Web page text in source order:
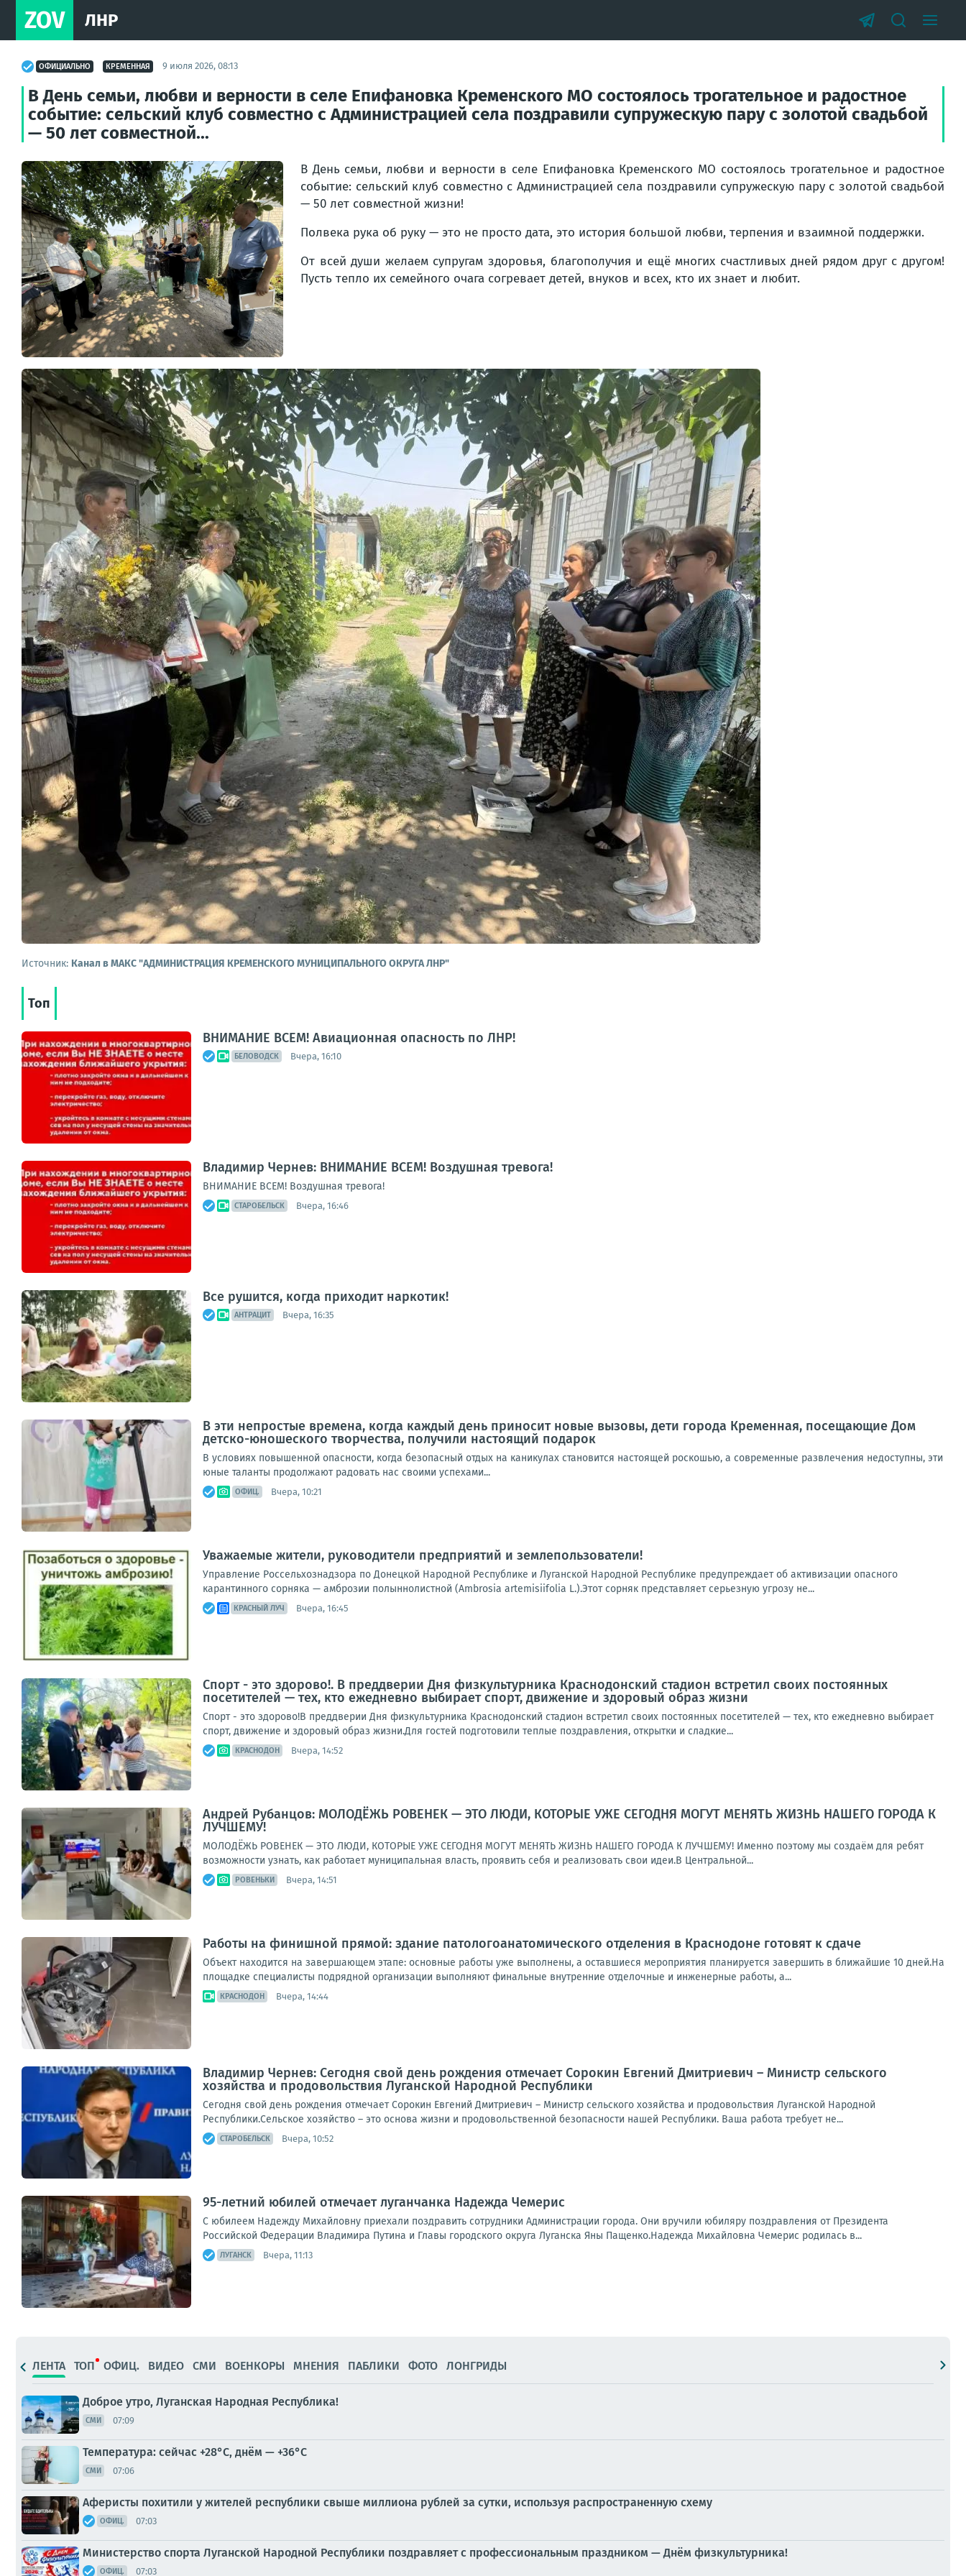
ZOV ЛНР
ОФИЦИАЛЬНО КРЕМЕННАЯ 9 июля 2026, 08:13
В День семьи, любви и верности в селе Епифановка Кременского МО состоялось трогательное и радостное
событие: сельский клуб совместно с Администрацией села поздравили супружескую пару с золотой свадьбой
— 50 лет совместной...
В День семьи, любви и верности в селе Епифановка Кременского МО состоялось трогательное и радостное
событие: сельский клуб совместно с Администрацией села поздравили супружескую пару с золотой свадьбой
— 50 лет совместной жизни!
Полвека рука об руку — это не просто дата, это история большой любви, терпения и взаимной поддержки.
От всей души желаем супругам здоровья, благополучия и ещё многих счастливых дней рядом друг с другом!
Пусть тепло их семейного очага согревает детей, внуков и всех, кто их знает и любит.
Источник: Канал в МАКС "АДМИНИСТРАЦИЯ КРЕМЕНСКОГО МУНИЦИПАЛЬНОГО ОКРУГА ЛНР"
Топ
ВНИМАНИЕ ВСЕМ! Авиационная опасность по ЛНР!
БЕЛОВОДСК Вчера, 16:10
Владимир Чернев: ВНИМАНИЕ ВСЕМ! Воздушная тревога!
ВНИМАНИЕ ВСЕМ! Воздушная тревога!
СТАРОБЕЛЬСК Вчера, 16:46
Все рушится, когда приходит наркотик!
АНТРАЦИТ Вчера, 16:35
В эти непростые времена, когда каждый день приносит новые вызовы, дети города Кременная, посещающие Дом
детско-юношеского творчества, получили настоящий подарок
В условиях повышенной опасности, когда безопасный отдых на каникулах становится настоящей роскошью, а современные развлечения недоступны, эти
юные таланты продолжают радовать нас своими успехами...
ОФИЦ. Вчера, 10:21
Уважаемые жители, руководители предприятий и землепользователи!
Управление Россельхознадзора по Донецкой Народной Республике и Луганской Народной Республике предупреждает об активизации опасного
карантинного сорняка — амброзии полыннолистной (Ambrosia artemisiifolia L.).Этот сорняк представляет серьезную угрозу не...
КРАСНЫЙ ЛУЧ Вчера, 16:45
Спорт - это здорово!. В преддверии Дня физкультурника Краснодонский стадион встретил своих постоянных
посетителей — тех, кто ежедневно выбирает спорт, движение и здоровый образ жизни
Спорт - это здорово!В преддверии Дня физкультурника Краснодонский стадион встретил своих постоянных посетителей — тех, кто ежедневно выбирает
спорт, движение и здоровый образ жизни.Для гостей подготовили теплые поздравления, открытки и сладкие...
КРАСНОДОН Вчера, 14:52
Андрей Рубанцов: МОЛОДЁЖЬ РОВЕНЕК — ЭТО ЛЮДИ, КОТОРЫЕ УЖЕ СЕГОДНЯ МОГУТ МЕНЯТЬ ЖИЗНЬ НАШЕГО ГОРОДА К
ЛУЧШЕМУ!
МОЛОДЁЖЬ РОВЕНЕК — ЭТО ЛЮДИ, КОТОРЫЕ УЖЕ СЕГОДНЯ МОГУТ МЕНЯТЬ ЖИЗНЬ НАШЕГО ГОРОДА К ЛУЧШЕМУ! Именно поэтому мы создаём для ребят
возможности узнать, как работает муниципальная власть, проявить себя и реализовать свои идеи.В Центральной...
РОВЕНЬКИ Вчера, 14:51
Работы на финишной прямой: здание патологоанатомического отделения в Краснодоне готовят к сдаче
Объект находится на завершающем этапе: основные работы уже выполнены, а оставшиеся мероприятия планируется завершить в ближайшие 10 дней.На
площадке специалисты подрядной организации выполняют финальные внутренние отделочные и инженерные работы, а...
КРАСНОДОН Вчера, 14:44
Владимир Чернев: Сегодня свой день рождения отмечает Сорокин Евгений Дмитриевич – Министр сельского
хозяйства и продовольствия Луганской Народной Республики
Сегодня свой день рождения отмечает Сорокин Евгений Дмитриевич – Министр сельского хозяйства и продовольствия Луганской Народной
Республики.Сельское хозяйство – это основа жизни и продовольственной безопасности нашей Республики. Ваша работа требует не...
СТАРОБЕЛЬСК Вчера, 10:52
95-летний юбилей отмечает луганчанка Надежда Чемерис
С юбилеем Надежду Михайловну приехали поздравить сотрудники Администрации города. Они вручили юбиляру поздравления от Президента
Российской Федерации Владимира Путина и Главы городского округа Луганска Яны Пащенко.Надежда Михайловна Чемерис родилась в...
ЛУГАНСК Вчера, 11:13
ЛЕНТА ТОП ОФИЦ. ВИДЕО СМИ ВОЕНКОРЫ МНЕНИЯ ПАБЛИКИ ФОТО ЛОНГРИДЫ
Доброе утро, Луганская Народная Республика!
СМИ 07:09
Температура: сейчас +28°C, днём — +36°C
СМИ 07:06
Аферисты похитили у жителей республики свыше миллиона рублей за сутки, используя распространенную схему
ОФИЦ. 07:03
Министерство спорта Луганской Народной Республики поздравляет с профессиональным праздником — Днём физкультурника!
ОФИЦ. 07:03